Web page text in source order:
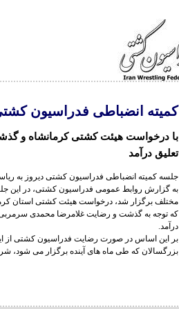
کمیته انضباطی فدراسیون
با درخواست هیئت کشتی کرمانشاه و
تعلیق درآمد
جلسه کمیته انضباطی فدراسیون کشتی دیروز به
به گزارش روابط عمومی فدراسیون کشتی، در
مختلف برگزار شد، درخواست هیئت کشتی استان
که توجه به گذشت و رضایت غلامرضا محمدی سرمربی
درآمد.
بر این اساس در صورت رضایت فدراسیون کشتی از
بزرگسالان که طی ماه های آینده برگزار می شود،